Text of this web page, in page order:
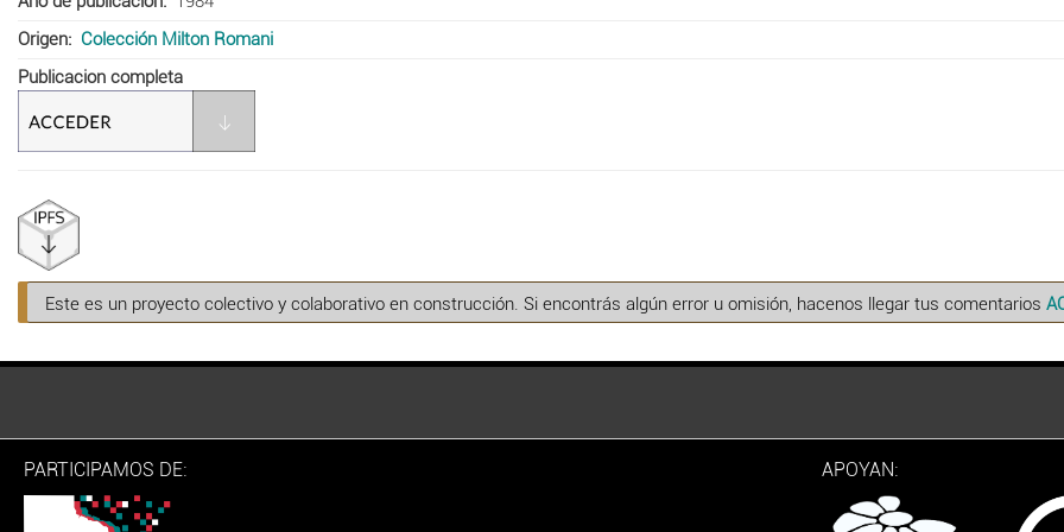
Origen
Colección Milton Romani
Publicacion completa
Este es un proyecto colectivo y colaborativo en construcción. Si encontrás algún error u omisión, hacenos llegar tus comentarios
PARTICIPAMOS DE: APOYAN: